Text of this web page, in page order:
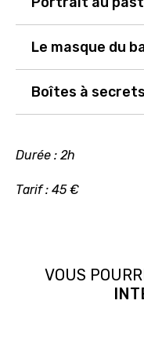
Le masque du
Boîtes à secrets
Durée : 2h
Tarif : 45 €
VOUS